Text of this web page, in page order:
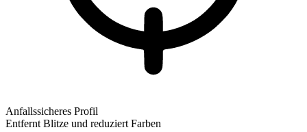
Anfallssicheres Profil
Entfernt Blitze und reduziert Farben